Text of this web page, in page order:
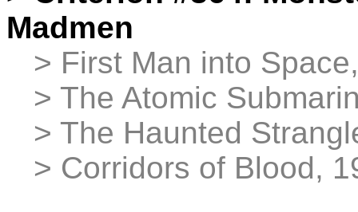
Madmen
> First Man into
> The Atomic
> The Haunted
> Corridors of Blood,